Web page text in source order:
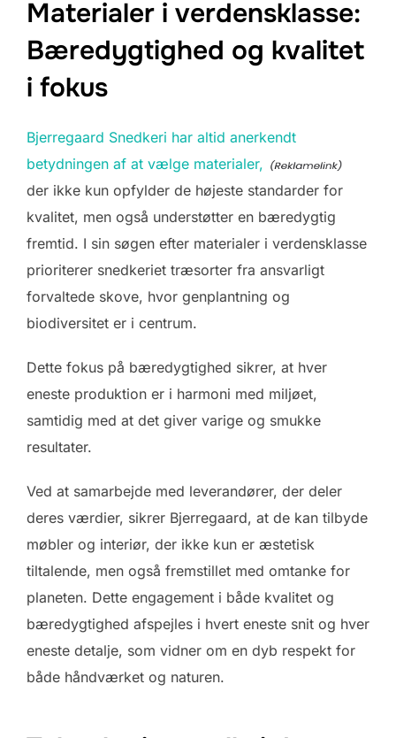
Materialer i verdensklasse:
Bæredygtighed og kvalitet
i fokus
Bjerregaard Snedkeri har altid anerkendt
betydningen af at vælge materialer,
der ikke kun opfylder de højeste standarder for
kvalitet, men også understøtter en bæredygtig
fremtid. I sin søgen efter materialer i verdensklasse
prioriterer snedkeriet træsorter fra ansvarligt
forvaltede skove, hvor genplantning og
biodiversitet er i centrum.
Dette fokus på bæredygtighed sikrer, at hver
eneste produktion er i harmoni med miljøet,
samtidig med at det giver varige og smukke
resultater.
Ved at samarbejde med leverandører, der deler
deres værdier, sikrer Bjerregaard, at de kan tilbyde
møbler og interiør, der ikke kun er æstetisk
tiltalende, men også fremstillet med omtanke for
planeten. Dette engagement i både kvalitet og
bæredygtighed afspejles i hvert eneste snit og hver
eneste detalje, som vidner om en dyb respekt for
både håndværket og naturen.